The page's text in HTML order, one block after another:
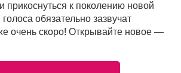
прикоснуться к поколению новой
обязательно зазвучат
очень скоро! Открывайте новое —